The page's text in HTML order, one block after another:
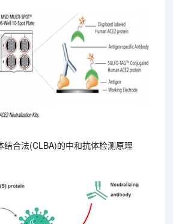
合法(CLBA)的中和抗体检测原理